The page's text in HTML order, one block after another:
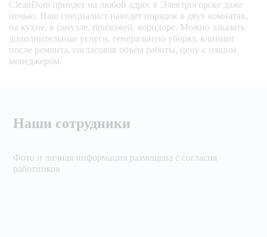
CleanDom приедет на любой адрес в Электрогорске даже
ночью. Наш специалист наведет порядок в двух комнатах,
на кухне, в санузле, прихожей, коридоре. Можно заказать
дополнительные услуги, генеральную уборку, клининг
после ремонта, согласовав объем работы, цену с нашим
менеджером.
Наши сотрудники
Фото и личная информация размещена с согласия
работников